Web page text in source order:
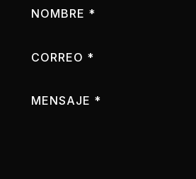
NOMBRE *
CORREO *
MENSAJE *